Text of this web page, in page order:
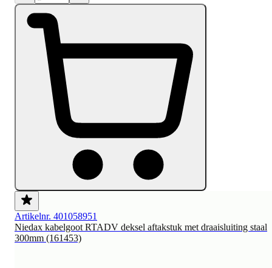
Artikelnr. 401058951
Niedax kabelgoot RTADV deksel aftakstuk met draaisluiting staal
300mm (161453)